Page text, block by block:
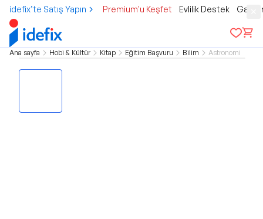
idefix’te Satış Yapın Premium'u Keşfet Evlilik Destek
Ana sayfa Hobi & Kültür Kitap Eğitim Başvuru Bilim Astronomi